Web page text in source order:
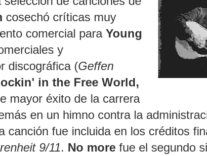
cosechó críticas muy
comercial para Young
y
discográfica (Geffen
in the Free World,
mayor éxito de la carrera
en un himno contra la
canción fue incluida en los créditos
9/11. No more fue el segundo